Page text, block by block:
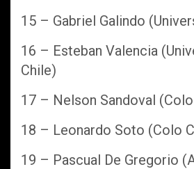
15 – Gabriel Galindo
16 – Esteban Valencia
Chile)
17 – Nelson Sandoval
18 – Leonardo Soto (Colo
19 – Pascual De Gregorio